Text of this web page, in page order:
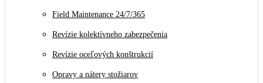
Field Maintenance 24/7/365
Revízie kolektívneho zabezpečenia
Revízie oceľových konštrukcií
Opravy a nátery stožiarov